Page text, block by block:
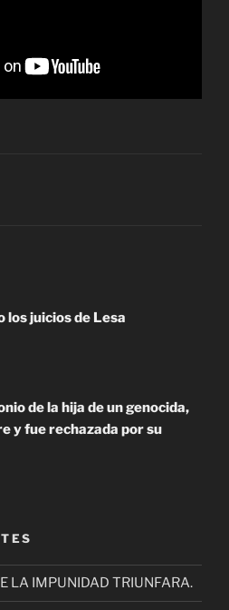
juicios de Lesa
de la hija de un genocida,
y fue rechazada por su
LA IMPUNIDAD TRIUNFARA.